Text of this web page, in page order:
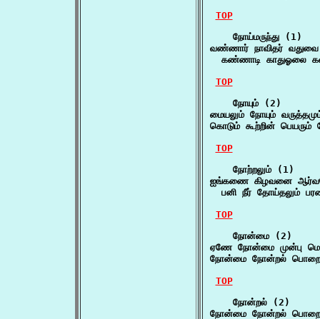
TOP
    நோய்மருந்து (1)
வண்ணார் நாவிதர் வதுவை
கண்ணாடி காதுஓலை
TOP
    நோயும் (2)
மையலும் நோயும்
கொடும் கூற்றின் பெயரும்
TOP
    நோற்றலும் (1)
ஐங்கணை கிழவனை
பனி நீர் தோய்தலும்
TOP
    நோன்மை (2)
ஏணே நோன்மை முன்பு
நோன்மை நோன்றல்
TOP
    நோன்றல் (2)
நோன்மை நோன்றல்